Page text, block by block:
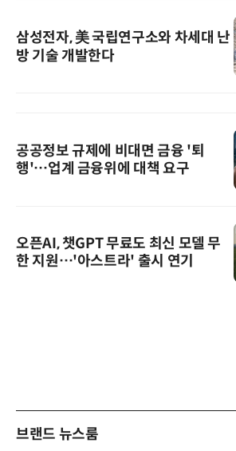
삼성전자, 美 국립연구소와 차세대 난
방 기술 개발한다
공공정보 규제에 비대면 금융 '퇴
행'…업계 금융위에 대책 요구
오픈AI, 챗GPT 무료도 최신 모델 무
한 지원…'아스트라' 출시 연기
브랜드 뉴스룸